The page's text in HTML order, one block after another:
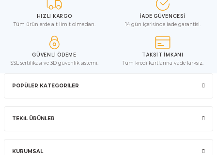
HIZLI KARGO
Tüm ürünlerde alt limit olmadan.
İADE GÜVENCESİ
14 gün içerisinde iade garantisi.
GÜVENLİ ÖDEME
SSL sertifikası ve 3D güvenlik sistemi.
TAKSİT İMKANI
Tüm kredi kartlarına vade farksız.
POPÜLER KATEGORİLER
TEKİL ÜRÜNLER
KURUMSAL